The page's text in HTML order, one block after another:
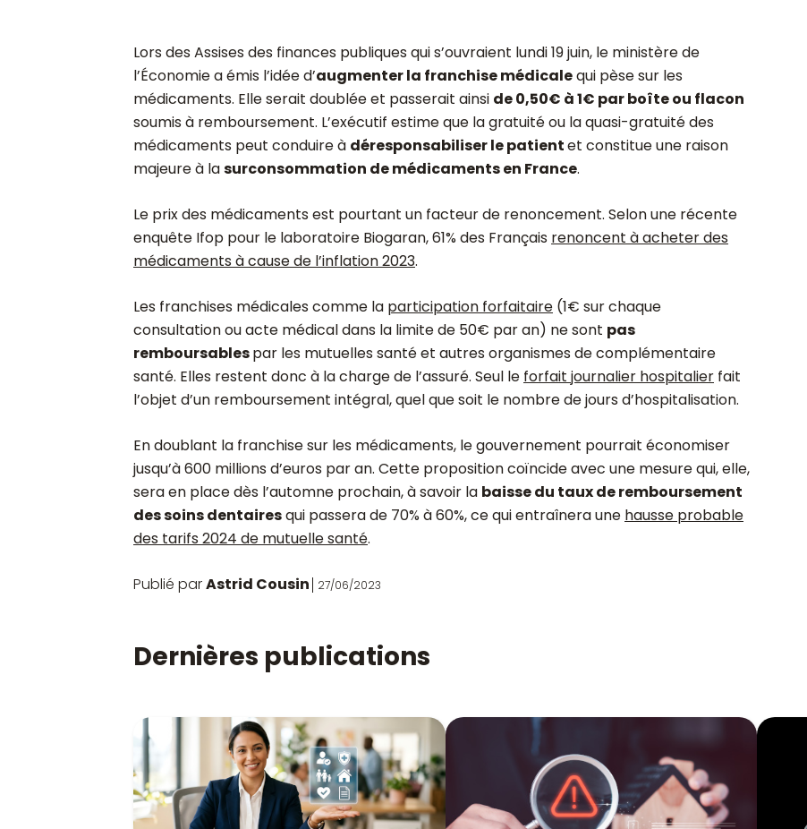
Lors des Assises des finances publiques qui s’ouvraient lundi 19 juin, le ministère de
l’Économie a émis l’idée d’augmenter la franchise médicalequi pèse sur les
médicaments. Elle serait doublée et passerait ainsi de 0,50€ à 1€ par boîte ou flacon
soumis à remboursement. L’exécutif estime que la gratuité ou la quasi-gratuité des
médicaments peut conduire à déresponsabiliser le patientet constitue une raison
majeure à lasurconsommation de médicaments en France.
Le prix des médicaments est pourtant un facteur de renoncement. Selon une récente
enquête Ifop pour le laboratoire Biogaran, 61% des Français renoncent à acheter des
médicaments à cause de l’inflation 2023.
Les franchises médicales comme la participation forfaitaire (1€ sur chaque
consultation ou acte médical dans la limite de 50€ par an) ne sont pas
remboursablespar les mutuelles santéet autres organismes de complémentaire
santé. Elles restent donc à la charge de l’assuré. Seul le forfait journalier hospitalier fait
l’objet d’un remboursement intégral, quel que soit le nombre de jours d’hospitalisation.
En doublant la franchise sur les médicaments, le gouvernement pourrait économiser
jusqu’à 600 millions d’euros par an. Cette proposition coïncide avec une mesure qui, elle,
sera en place dès l’automne prochain, à savoir la baisse du taux de remboursement
des soins dentairesqui passera de 70% à 60%, ce qui entraînera une hausse probable
des tarifs 2024 de mutuelle santé.
Publié parAstrid Cousin 27/06/2023
Dernières publications